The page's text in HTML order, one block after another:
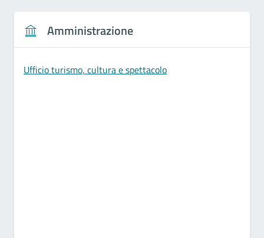
Amministrazione
Ufficio turismo, cultura e spettacolo